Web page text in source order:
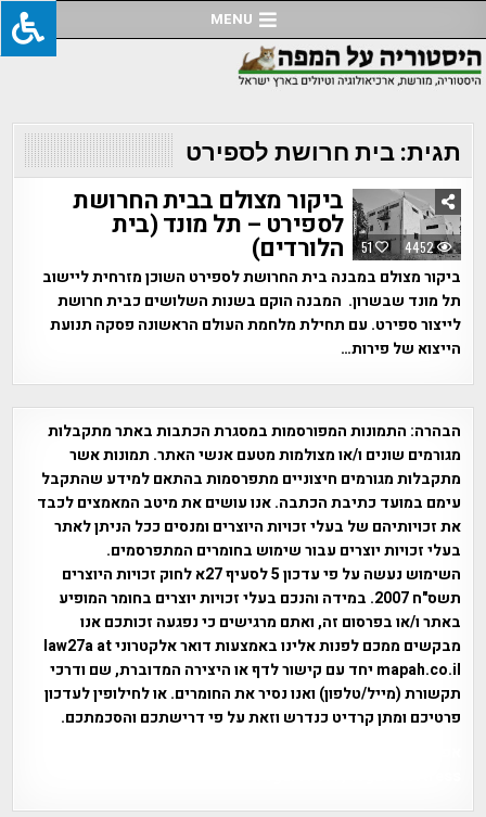
to
content
MENU
תגית:בית חרושת לספירט
51 4452
ביקור מצולם בבית החרושת
לספירט – תל מונד (בית
הלורדים)
ביקור מצולם במבנה בית החרושת לספירט השוכן מזרחית ליישוב
תל מונד שבשרון. המבנה הוקם בשנות השלושים כבית חרושת
לייצור ספירט. עם תחילת מלחמת העולם הראשונה פסקה תנועת
הייצוא של פירות…
הבהרה: התמונות המפורסמות במסגרת הכתבות באתר מתקבלות
מגורמים שונים ו/או מצולמות מטעם אנשי האתר. תמונות אשר
מתקבלות מגורמים חיצוניים מתפרסמות בהתאם למידע שהתקבל
עימם במועד כתיבת הכתבה. אנו עושים את מיטב המאמצים לכבד
את זכויותיהם של בעלי זכויות היוצרים ומנסים ככל הניתן לאתר
בעלי זכויות יוצרים עבור שימוש בחומרים המתפרסמים.
השימוש נעשה על פי עדכון 5 לסעיף 27א לחוק זכויות היוצרים
תשס"ח 2007. במידה והנכם בעלי זכויות יוצרים בחומר המופיע
באתר ו/או בפרסום זה, ואתם מרגישים כי נפגעה זכותכם אנו
מבקשים ממכם לפנות אלינו באמצעות דואר אלקטרוני law27a at
mapah.co.il יחד עם קישור לדף או היצירה המדוברת, שם ודרכי
תקשורת (מייל/טלפון) ואנו נסיר את החומרים. או לחילופין לעדכון
פרטיכם ומתן קרדיט כנדרש וזאת על פי דרישתכם והסכמתכם.